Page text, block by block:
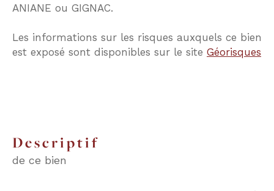
ANIANE ou GIGNAC.
Les informations sur les risques auxquels ce bien
est exposé sont disponibles sur le site Géorisques
descriptif
de ce bien